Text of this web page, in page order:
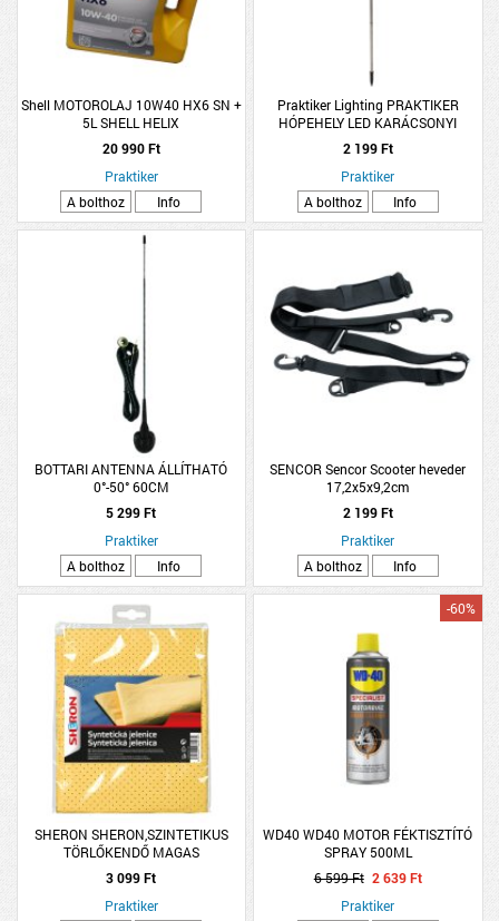
Shell MOTOROLAJ 10W40 HX6 SN +
5L SHELL HELIX
20 990 Ft
Praktiker
A bolthoz
Info
Praktiker Lighting PRAKTIKER
HÓPEHELY LED KARÁCSONYI
SZOLÁR IP44 LESZÚRHATÓ
10X12,8X84CM ÁTLÁTSZÓ
2 199 Ft
Praktiker
A bolthoz
Info
BOTTARI ANTENNA ÁLLÍTHATÓ
0°-50° 60CM
5 299 Ft
Praktiker
A bolthoz
Info
SENCOR Sencor Scooter heveder
17,2x5x9,2cm
2 199 Ft
Praktiker
A bolthoz
Info
SHERON SHERON,SZINTETIKUS
TÖRLŐKENDŐ MAGAS
NEDVSZÍVÓKÉPESSÉGŰ
3 099 Ft
Praktiker
WD40 WD40 MOTOR FÉKTISZTÍTÓ
SPRAY 500ML
-60%
6 599 Ft 2 639 Ft
Praktiker